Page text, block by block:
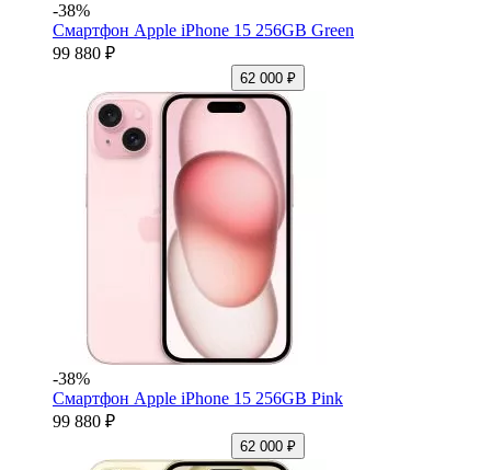
-38%
Смартфон Apple iPhone 15 256GB Green
99 880 ₽
62 000 ₽
-38%
Смартфон Apple iPhone 15 256GB Pink
99 880 ₽
62 000 ₽